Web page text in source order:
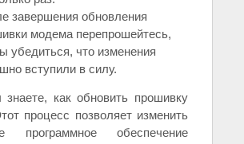
завершения обновления
модема перепрошейтесь,
убедиться, что изменения
вступили в силу.
как обновить прошивку
процесс позволяет изменить
программное обеспечение